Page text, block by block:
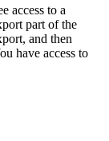
access to a
part of the
and then
have access to